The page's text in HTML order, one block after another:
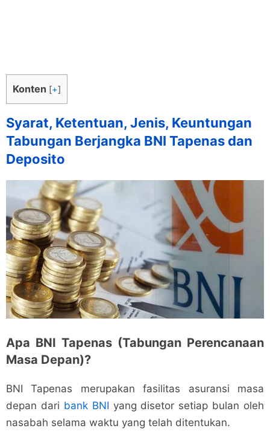
Konten [+]
Syarat, Ketentuan, Jenis, Keuntungan
Tabungan Berjangka BNI Tapenas dan
Deposito
Apa BNI Tapenas (Tabungan Perencanaan
Masa Depan)?
BNI Tapenas merupakan fasilitas asuransi masa
depan dari bank BNI yang disetor setiap bulan oleh
nasabah selama waktu yang telah ditentukan.